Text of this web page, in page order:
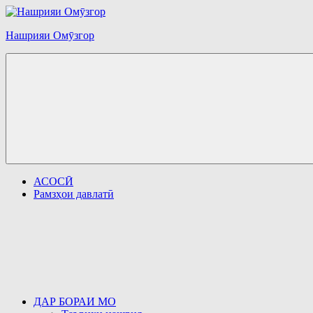
Перейти
содержимому
Нашрияи Омӯзгор
АСОСӢ
Рамзҳои давлатӣ
ДАР БОРАИ МО